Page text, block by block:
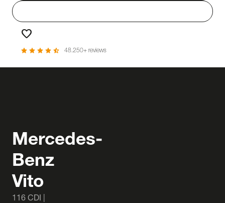
favorite
star star star star star_half 48.250+ reviews
Mercedes-
Benz
Vito
116 CDI |